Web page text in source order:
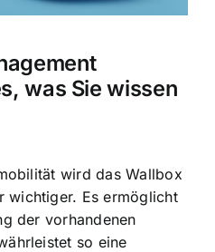
was Sie wissen
wird das Wallbox
wichtiger. Es ermöglicht
der vorhandenen
so eine